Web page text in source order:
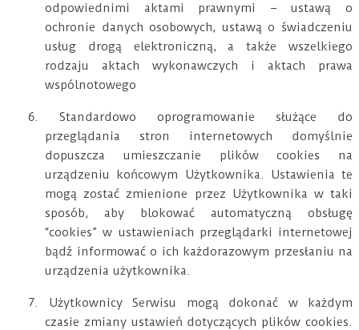
odpowiednimi aktami prawnymi – ustawą o
ochronie danych osobowych, ustawą o świadczeniu
usług drogą elektroniczną, a także wszelkiego
rodzaju aktach wykonawczych i aktach prawa
wspólnotowego
6. Standardowo oprogramowanie służące do
przeglądania stron internetowych domyślnie
dopuszcza umieszczanie plików cookies na
urządzeniu końcowym Użytkownika. Ustawienia te
mogą zostać zmienione przez Użytkownika w taki
sposób, aby blokować automatyczną obsługę
“cookies” w ustawieniach przeglądarki internetowej
bądź informować o ich każdorazowym przesłaniu na
urządzenia użytkownika.
7. Użytkownicy Serwisu mogą dokonać w każdym
czasie zmiany ustawień dotyczących plików cookies.